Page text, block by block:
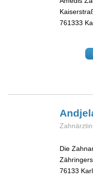
761333
Zahnärztin
Die
76133